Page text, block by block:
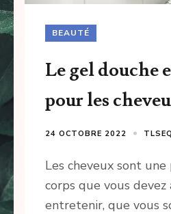
BEAUTÉ
Le gel douche
pour les
24 OCTOBRE 2022
Les cheveux sont
corps que vous
entretenir, que vous